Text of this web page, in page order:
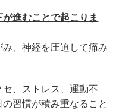
進むことで起こりま
、神経を圧迫して痛み
、ストレス、運動不
習慣が積み重なること